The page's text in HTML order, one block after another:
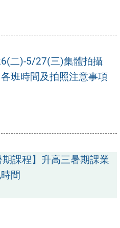
二)-5/27(三)集體拍攝
班時間及拍照注意事項
期課程】升高三暑期課業
間